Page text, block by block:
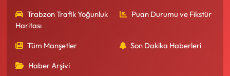
Trabzon Trafik Yoğunluk
Haritası
Puan Durumu ve Fikstür
Tüm Manşetler Son Dakika Haberleri
Haber Arşivi